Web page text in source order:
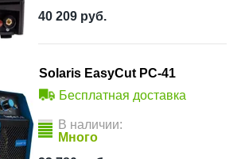
40 209 руб.
Solaris EasyCut PC-41
Бесплатная доставка
В наличии:
Много